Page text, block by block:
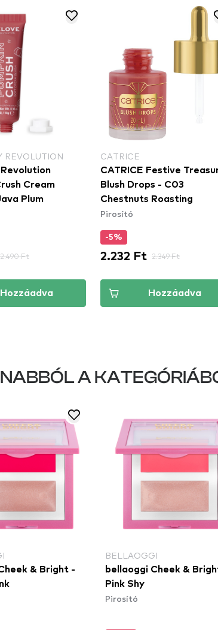
REVOLUTION
Cream
Plum
2.490 Ft
Hozzáadva
CATRICE
CATRICE Festive
Blush Drops - C03
Chestnuts Roasting
Pirosító
-5%
2.232 Ft 2.349 Ft
Hozzáadva
A
& Bright -
BELLAOGGI
bellaoggi Cheek &
Pink Shy
Pirosító